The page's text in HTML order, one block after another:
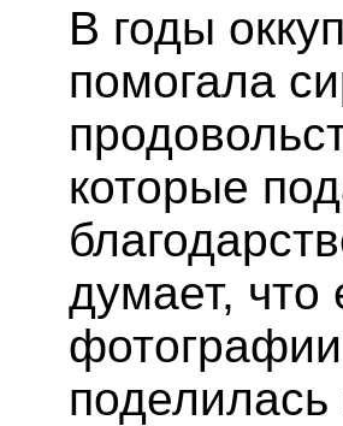
В годы
помогала
которые
думает, что